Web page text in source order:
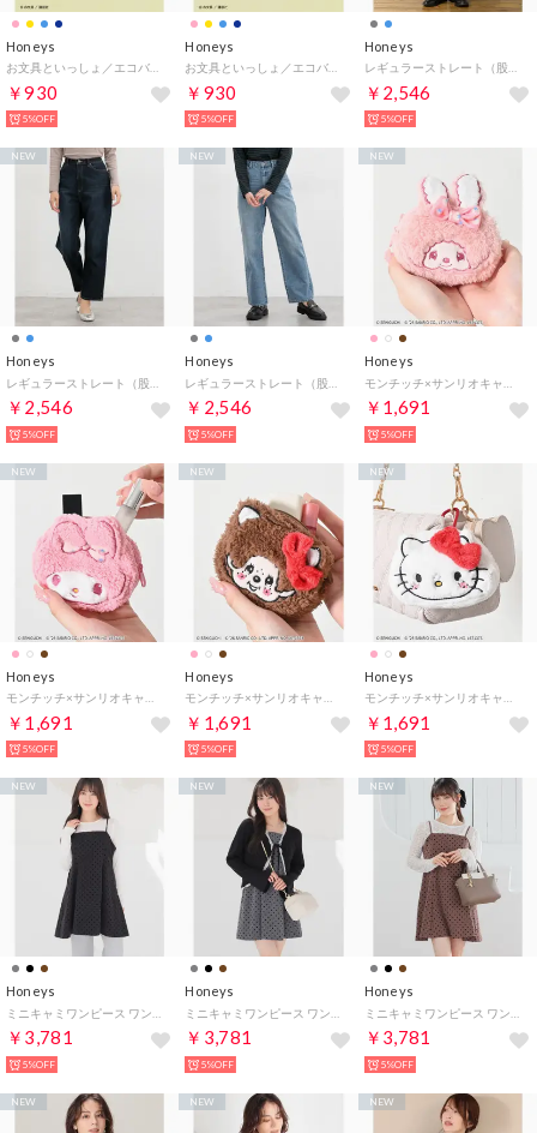
Honeys
￥930
5%OFF
Honeys
￥930
5%OFF
Honeys
￥2,546
5%OFF
Honeys
￥2,546
NEW
5%OFF
Honeys
￥2,546
NEW
5%OFF
Honeys
￥1,691
NEW
5%OFF
Honeys
￥1,691
NEW
5%OFF
Honeys
￥1,691
NEW
5%OFF
Honeys
￥1,691
NEW
5%OFF
Honeys
￥3,781
NEW
5%OFF
Honeys
￥3,781
NEW
5%OFF
Honeys
￥3,781
NEW
5%OFF
NEW NEW NEW